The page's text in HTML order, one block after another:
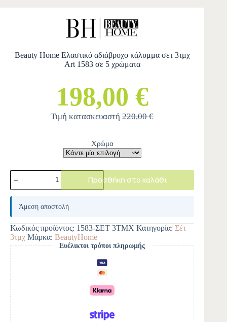
Beauty Home Ελαστικό αδιάβροχο κάλυμμα σετ 3τμχ
Art 1583 σε 5 χρώματα
198,00 €
Τιμή κατασκευαστή220,00 €
Χρώμα
Προσθήκη στο καλάθι
A
e
r
n
a
t
i
v
e
:
Άμεση αποστολή
Κωδικός προϊόντος: 1583-ΣΕΤ 3ΤΜΧ Κατηγορία: Σέτ
3τμχ Μάρκα: BeautyHome
Ευέλικτοι τρόποι πληρωμής